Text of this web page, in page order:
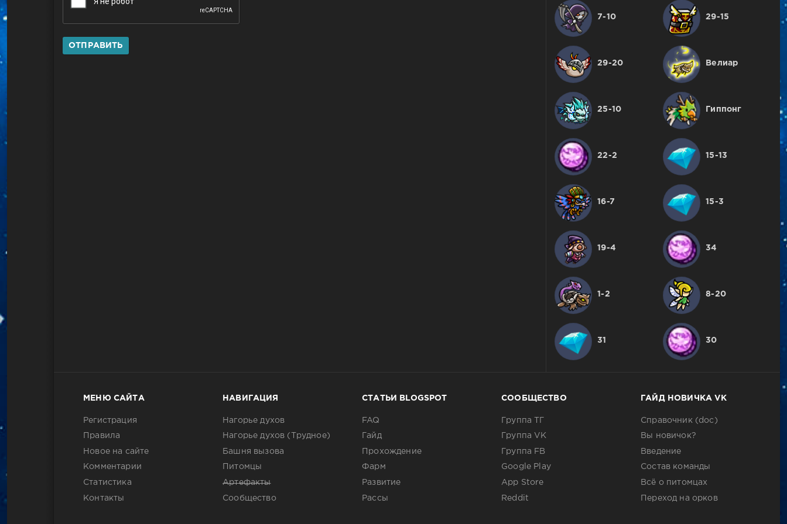
ОТПРАВИТЬ
7-10 29-15
29-20 Велиар
25-10 Гиппонг
22-2 15-13
16-7 15-3
19-4 34
1-2 8-20
31 30
МЕНЮ САЙТА
Регистрация
Правила
Новое на сайте
Комментарии
Статистика
Контакты
НАВИГАЦИЯ
Нагорье духов
Нагорье духов (Трудное)
Башня вызова
Питомцы
Артефакты
Сообщество
СТАТЬИ BLOGSPOT
FAQ
Гайд
Прохождение
Фарм
Развитие
Рассы
СООБЩЕСТВО
Группа ТГ
Группа VK
Группа FB
Google Play
App Store
Reddit
ГАЙД НОВИЧКА VK
Справочник (doc)
Вы новичок?
Введение
Состав команды
Всё о питомцах
Переход на орков